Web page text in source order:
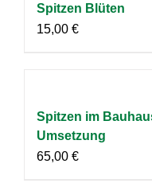
Spitzen Blüten
15,00 €
Spitzen im
Umsetzung
65,00 €